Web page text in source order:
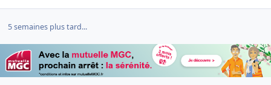
5 semaines plus tard...